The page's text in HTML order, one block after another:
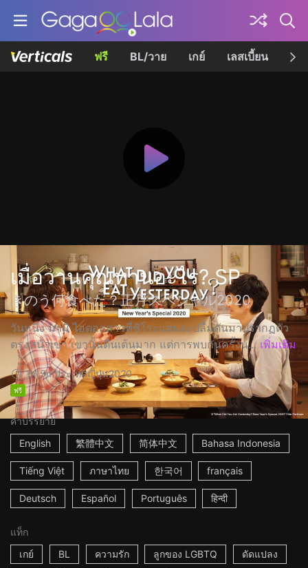
ฟรี BL/วาย เกย์ เลสเบี้ยน เค
เมื่อวานคุณทานอะไร? SP
きのう何食べた？正月スペシャル2020
วันหนึ่ง มามิ ไอดอลสาวที่ชิโระแสนจะปลื้มดันมาปรากฏตัว
ตรงหน้าเขา เขานั้นตื่นเต้นมาก แต่การพบกันครั้งน... เพิ่มเติม
1h15mประเทศญี่ปุ่น2020
ฟรี
คำบรรยาย
English
繁體中文 简体中文 Bahasa Indonesia
Tiếng Việt ภาษาไทย 한국어 français
Deutsch Español Português हिन्दी
แท็ก
เกย์
BL ความรัก ลูกของ LGBTQ ดัดแปลง